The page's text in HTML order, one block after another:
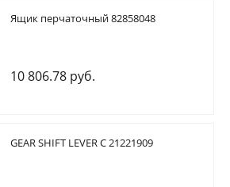
Ящик перчаточный 82858048
10 806.78 руб.
GEAR SHIFT LEVER C 21221909